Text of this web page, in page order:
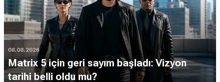
08.08.2026
Matrix 5 için geri sayım başladı: Vizyon
tarihi belli oldu mu?